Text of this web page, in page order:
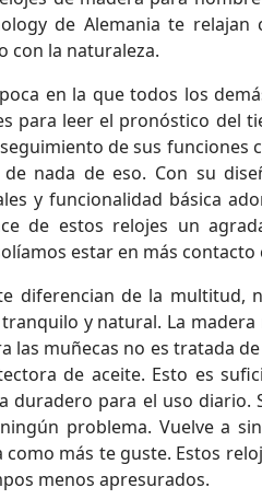
de Alemania te
con la naturaleza.
en la que todos los
para leer el pronóstico del
de sus funciones
nada de eso. Con su
y funcionalidad básica
de estos relojes un
estar en más contacto
diferencian de la multitud,
y natural. La
las muñecas no es tratada
de aceite. Esto es
duradero para el uso diario.
problema. Vuelve a
más te guste. Estos
menos apresurados.